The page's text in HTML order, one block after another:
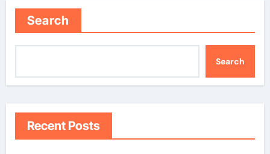
Search
Search
Recent Posts